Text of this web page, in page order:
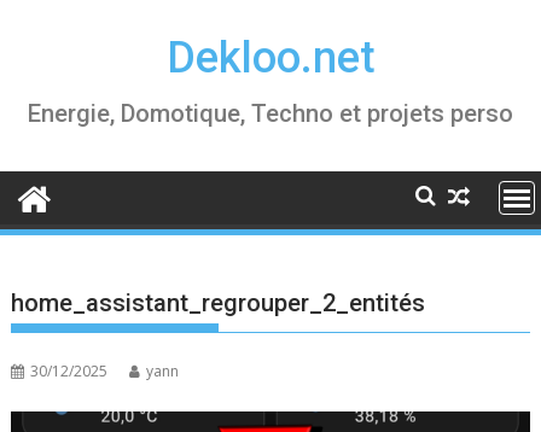
Dekloo.net
Energie, Domotique, Techno et projets perso
home_assistant_regrouper_2_entités
30/12/2025 yann